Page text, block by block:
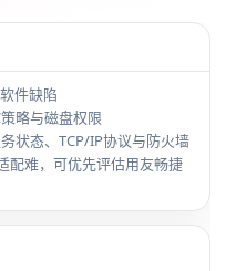
件缺陷
略与磁盘权限
状态、TCP/IP协议与防火墙
配难，可优先评估用友畅捷